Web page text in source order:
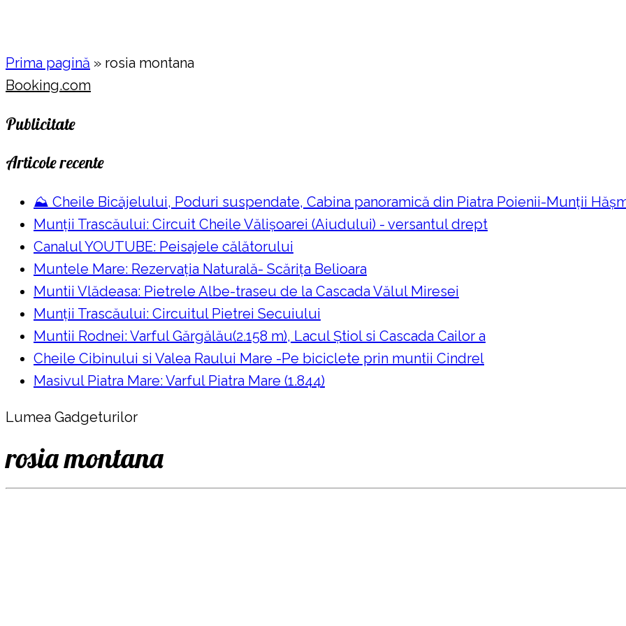
Prima pagină » rosia montana
Booking.com
Publicitate
Articole recente
⛰️ Cheile Bicăjelului, Poduri suspendate, Cabina panoramică din Piatra Poienii-Munții
Munții Trascăului: Circuit Cheile Vălișoarei (Aiudului) - versantul drept
Canalul YOUTUBE: Peisajele călătorului
Muntele Mare: Rezervaţia Naturală- Scăriţa Belioara
Muntii Vlădeasa: Pietrele Albe-traseu de la Cascada Vălul Miresei
Munții Trascăului: Circuitul Pietrei Secuiului
Muntii Rodnei: Varful Gărgălău(2.158 m), Lacul Ştiol si Cascada Cailor a
Cheile Cibinului si Valea Raului Mare -Pe biciclete prin muntii Cindrel
Masivul Piatra Mare: Varful Piatra Mare (1.844)
Lumea Gadgeturilor
rosia montana